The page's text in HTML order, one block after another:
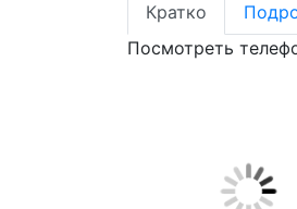
Кратко
Посмотреть